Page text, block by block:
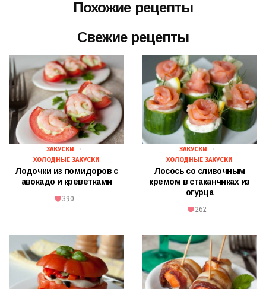
Похожие рецепты
Свежие рецепты
ЗАКУСКИ
ХОЛОДНЫЕ ЗАКУСКИ
Лодочки из помидоров с
авокадо и креветками
390
ЗАКУСКИ
ХОЛОДНЫЕ ЗАКУСКИ
Лосось со сливочным
кремом в стаканчиках из
огурца
262